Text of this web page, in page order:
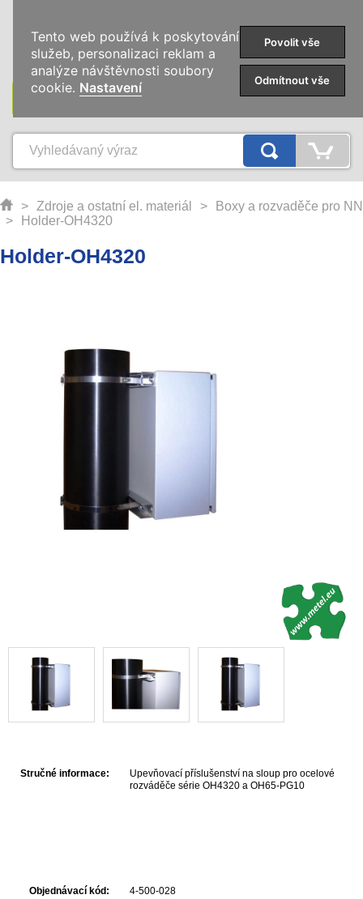
KATEGORIE
> Zdroje a ostatní el. materiál >
Boxy a rozvaděče pro NN
>
Holder-OH4320
Holder-OH4320
Stručné informace:
Upevňovací příslušenství na sloup pro ocelové
rozváděče série OH4320 a OH65-PG10
Objednávací kód:
4-500-028
Tento web používá k poskytování
služeb, personalizaci reklam a
analýze návštěvnosti soubory
cookie. Nastavení
Povolit vše
Odmítnout vše